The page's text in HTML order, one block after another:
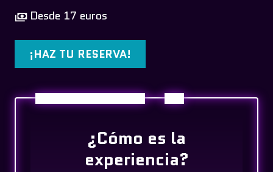
Desde 17 euros
¡HAZ TU RESERVA!
¿Cómo es la
experiencia?